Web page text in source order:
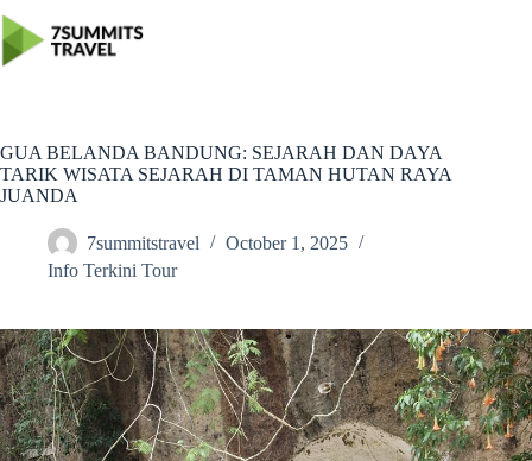
to
content
GUA BELANDA BANDUNG: SEJARAH DAN DAYA
TARIK WISATA SEJARAH DI TAMAN HUTAN RAYA
JUANDA
7summitstravel
October 1, 2025
Info Terkini Tour